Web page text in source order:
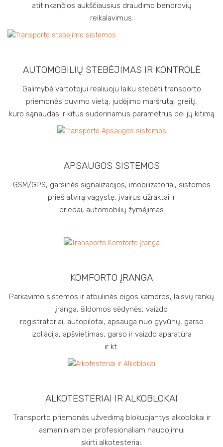
atitinkančios aukščiausius draudimo bendrovių
reikalavimus.
AUTOMOBILIŲ STEBĖJIMAS IR KONTROLĖ
Galimybė vartotojui realiuoju laiku stebėti transporto
priemonės buvimo vietą, judėjimo maršrutą, greitį,
kuro sąnaudas ir kitus suderinamus parametrus bei jų kitimą
APSAUGOS SISTEMOS
GSM/GPS, garsinės signalizacijos, imobilizatoriai, sistemos
prieš atvirą vagystę, įvairūs užraktai ir
priedai, automobilių žymėjimas
KOMFORTO ĮRANGA
Parkavimo sistemos ir atbulinės eigos kameros, laisvų rankų
įranga, šildomos sėdynės, vaizdo
registratoriai, autopilotai, apsauga nuo gyvūnų, garso
izoliacija, apšvietimas, garso ir vaizdo aparatūra
ir kt.
ALKOTESTERIAI IR ALKOBLOKAI
Transporto priemonės užvedimą blokuojantys alkoblokai ir
asmeniniam bei profesionaliam naudojimui
skirti alkotesteriai.